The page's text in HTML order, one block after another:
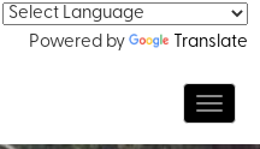
Powered by Translate